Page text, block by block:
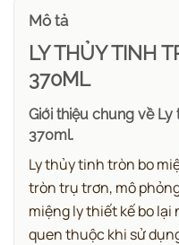
Mô tả
LY THỦY TINH
370ML
Giới thiệu chung về Ly
370ml.
Ly thủy tinh tròn bo
tròn trụ trơn, mô
miệng ly thiết kế bo
quen thuộc khi sử